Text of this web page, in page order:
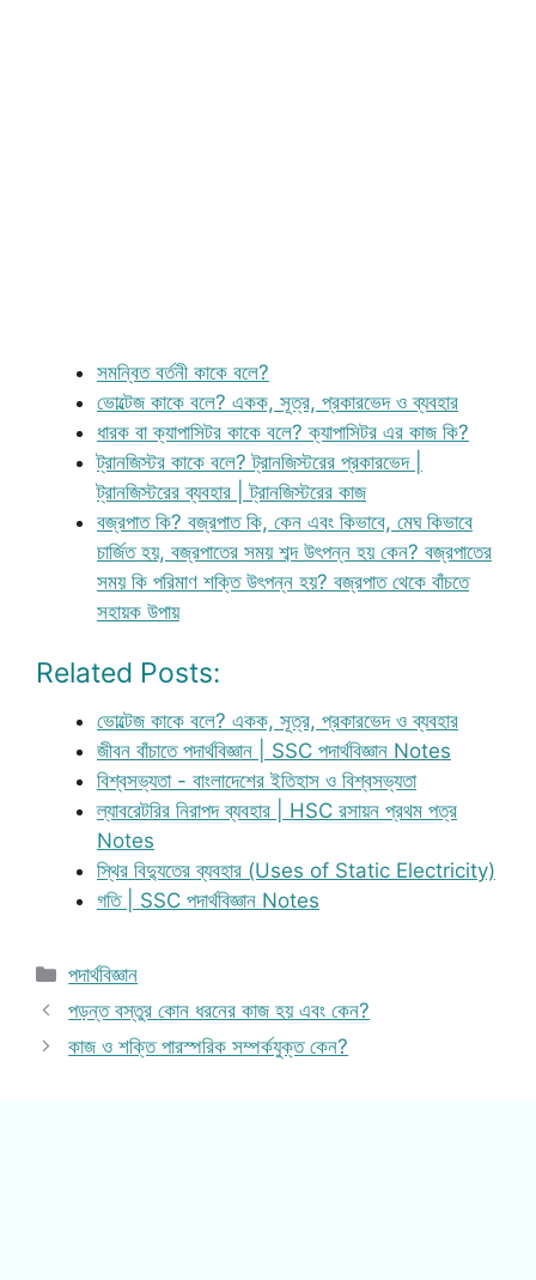
সমন্বিত বর্তনী কাকে বলে?
ভোল্টেজ কাকে বলে? একক, সূত্র, প্রকারভেদ ও ব্যবহার
ধারক বা ক্যাপাসিটর কাকে বলে? ক্যাপাসিটর এর কাজ কি?
ট্রানজিস্টর কাকে বলে? ট্রানজিস্টরের প্রকারভেদ |
ট্রানজিস্টরের ব্যবহার | ট্রানজিস্টরের কাজ
বজ্রপাত কি? বজ্রপাত কি, কেন এবং কিভাবে, মেঘ কিভাবে
চার্জিত হয়, বজ্রপাতের সময় শব্দ উৎপন্ন হয় কেন? বজ্রপাতের
সময় কি পরিমাণ শক্তি উৎপন্ন হয়? বজ্রপাত থেকে বাঁচতে
সহায়ক উপায়
Related Posts:
ভোল্টেজ কাকে বলে? একক, সূত্র, প্রকারভেদ ও ব্যবহার
জীবন বাঁচাতে পদার্থবিজ্ঞান | SSC পদার্থবিজ্ঞান Notes
বিশ্বসভ্যতা - বাংলাদেশের ইতিহাস ও বিশ্বসভ্যতা
ল্যাবরেটরির নিরাপদ ব্যবহার | HSC রসায়ন প্রথম পত্র
Notes
স্থির বিদ্যুতের ব্যবহার (Uses of Static Electricity)
গতি | SSC পদার্থবিজ্ঞান Notes
Categories
পদার্থবিজ্ঞান
পড়ন্ত বস্তুর কোন ধরনের কাজ হয় এবং কেন?
কাজ ও শক্তি পারস্পরিক সম্পর্কযুক্ত কেন?